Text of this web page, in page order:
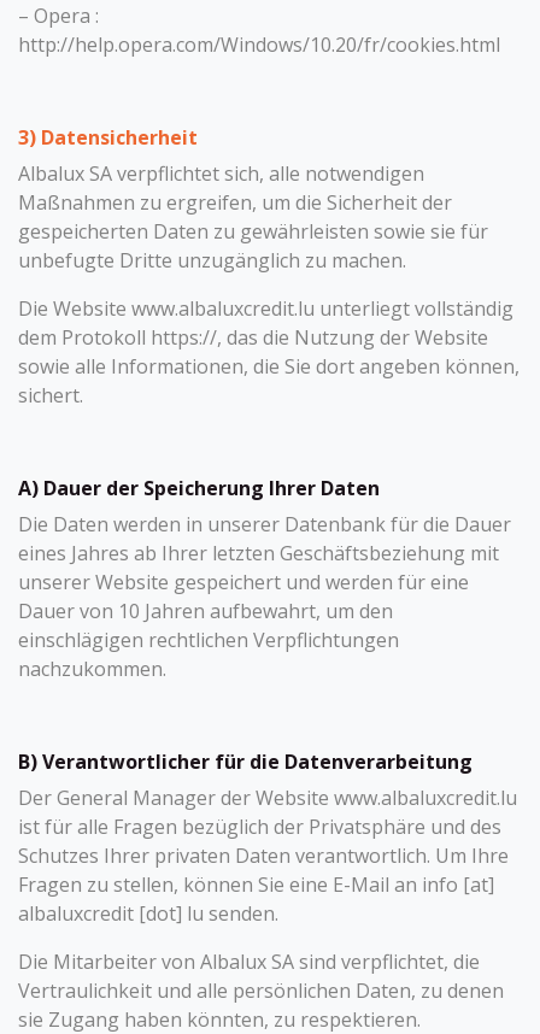
– Opera :
http://help.opera.com/Windows/10.20/fr/cookies.html
3) Datensicherheit
Albalux SA verpflichtet sich, alle notwendigen
Maßnahmen zu ergreifen, um die Sicherheit der
gespeicherten Daten zu gewährleisten sowie sie für
unbefugte Dritte unzugänglich zu machen.
Die Website www.albaluxcredit.lu unterliegt vollständig
dem Protokoll https://, das die Nutzung der Website
sowie alle Informationen, die Sie dort angeben können,
sichert.
A) Dauer der Speicherung Ihrer Daten
Die Daten werden in unserer Datenbank für die Dauer
eines Jahres ab Ihrer letzten Geschäftsbeziehung mit
unserer Website gespeichert und werden für eine
Dauer von 10 Jahren aufbewahrt, um den
einschlägigen rechtlichen Verpflichtungen
nachzukommen.
B) Verantwortlicher für die Datenverarbeitung
Der General Manager der Website www.albaluxcredit.lu
ist für alle Fragen bezüglich der Privatsphäre und des
Schutzes Ihrer privaten Daten verantwortlich. Um Ihre
Fragen zu stellen, können Sie eine E-Mail an info [at]
albaluxcredit [dot] lu senden.
Die Mitarbeiter von Albalux SA sind verpflichtet, die
Vertraulichkeit und alle persönlichen Daten, zu denen
sie Zugang haben könnten, zu respektieren.